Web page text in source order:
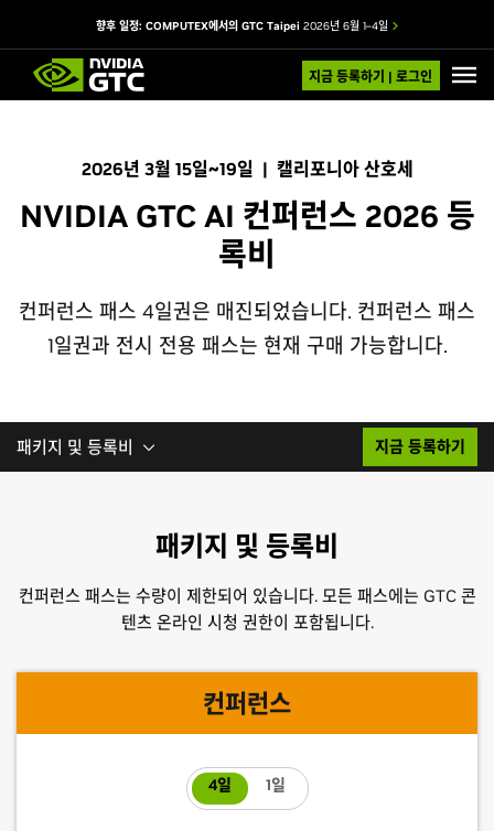
향후 일정: COMPUTEX에서의 GTC Taipei 2026년 6월 1–4일
지금 등록하기 | 로그인
2026년 3월 15일~19일 | 캘리포니아 산호세
NVIDIA GTC AI 컨퍼런스 2026 등
록비
컨퍼런스 패스 4일권은 매진되었습니다. 컨퍼런스 패스
1일권과 전시 전용 패스는 현재 구매 가능합니다.
패키지 및 등록비 지금 등록하기
패키지 및 등록비
컨퍼런스 패스는 수량이 제한되어 있습니다. 모든 패스에는 GTC 콘
텐츠 온라인 시청 권한이 포함됩니다.
컨퍼런스
4일 1일